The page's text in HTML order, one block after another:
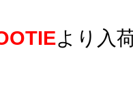
より入